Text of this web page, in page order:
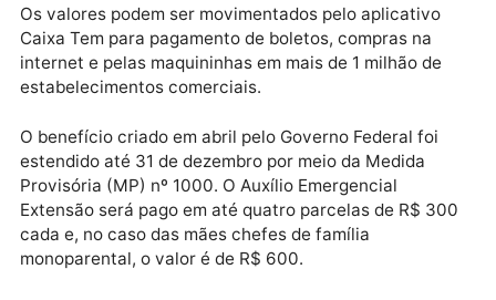
demais, 2,9 milhões, serão contemplados com a
segunda parcela do auxílio emergencial residual, em
um montante de R$ 956,4 milhões.
Os valores podem ser movimentados pelo aplicativo
Caixa Tem para pagamento de boletos, compras na
internet e pelas maquininhas em mais de 1 milhão de
estabelecimentos comerciais.
O benefício criado em abril pelo Governo Federal foi